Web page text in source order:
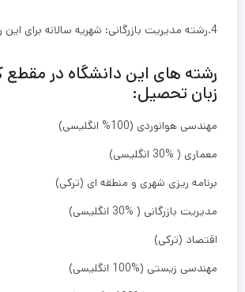
4.رشته مدیریت بازرگانی: شهریه سالانه برای این رشته 54000 لیر.
رشته های این دانشگاه در مقطع
زبان تحصیل:
مهندسی هوانوردی (100% انگلیسی)
معماری ( %30 انگلیسی)
برنامه ریزی شهری و منطقه ای (ترکی)
مدیریت بازرگانی ( %30 انگلیسی)
اقتصاد (ترکی)
مهندسی زیستی (%100 انگلیسی)